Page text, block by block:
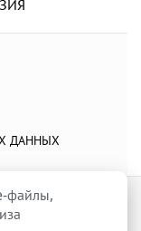
ДАННЫХ
файлы,